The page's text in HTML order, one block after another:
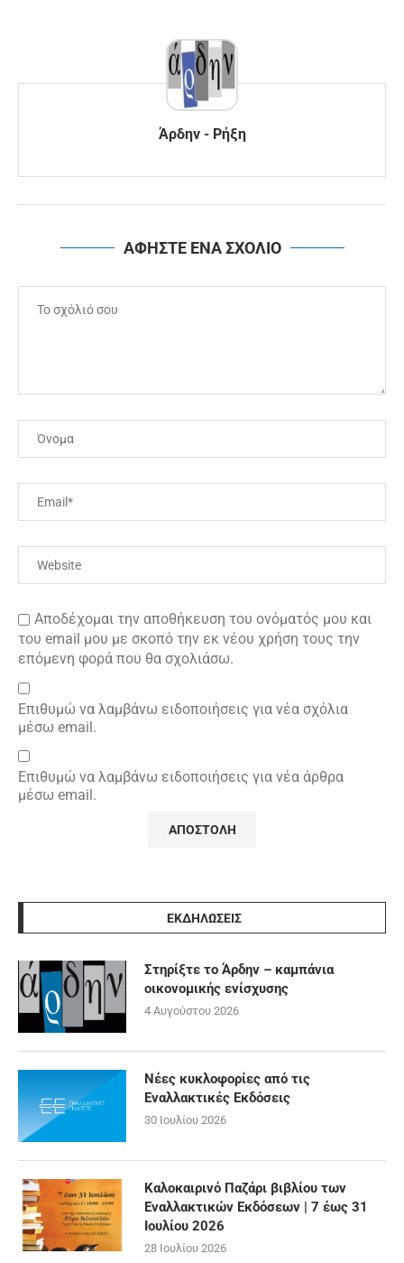
Άρδην - Ρήξη
ΑΦΗΣΤΕ ΕΝΑ ΣΧΟΛΙΟ
Αποδέχομαι την αποθήκευση του ονόματός μου και
του email μου με σκοπό την εκ νέου χρήση τους την
επόμενη φορά που θα σχολιάσω.
Επιθυμώ να λαμβάνω ειδοποιήσεις για νέα σχόλια
μέσω email.
Επιθυμώ να λαμβάνω ειδοποιήσεις για νέα άρθρα
μέσω email.
ΕΚΔΗΛΩΣΕΙΣ
Στηρίξτε το Άρδην – καμπάνια
οικονομικής ενίσχυσης
4 Αυγούστου 2026
Νέες κυκλοφορίες από τις
Εναλλακτικές Εκδόσεις
30 Ιουλίου 2026
Καλοκαιρινό Παζάρι βιβλίου των
Εναλλακτικών Εκδόσεων | 7 έως 31
Ιουλίου 2026
28 Ιουλίου 2026